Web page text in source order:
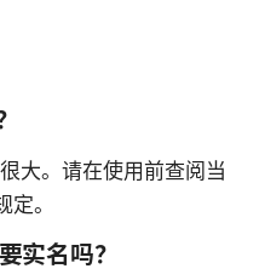
大。请在使用前查阅当
。
实名吗？